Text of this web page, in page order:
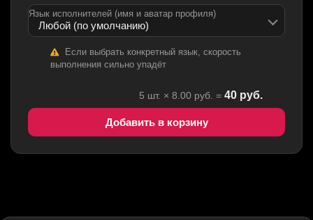
Язык исполнителей (имя и аватар профиля)
Если выбрать конкретный язык, скорость
выполнения сильно упадёт
5 шт. × 8.00 руб. = 40 руб.
Добавить в корзину